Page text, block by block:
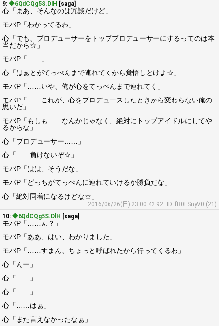
9: ◆6QdCQg5S.DlH [saga]
心「まあ、そんなのは冗談だけど」
モバP「わかってるわ」
心「でも、プロデューサーをトッププロデューサーにするってのは本
当だから☆」
モバP「……」
心「はぁとがてっぺんまで連れてくから覚悟しとけよ☆」
モバP「……いや、俺が心をてっぺんまで連れてく」
モバP「……これが、心をプロデュースしたときから変わらない俺の
思いだ」
モバP「もしも……なんかじゃなく、絶対にトップアイドルにしてや
るからな」
心「プロデューサー……」
心「……負けないぞ☆」
モバP「はは、そうだな」
モバP「どっちがてっぺんに連れていけるか勝負だな」
心「絶対同着になるけどな☆」
2016/06/26(日) 23:00:42.92
ID: fR0FSnyV0 (21)
10: ◆6QdCQg5S.DlH [saga]
モバP「……ん？」
モバP「ああ、はい、わかりました」
モバP「……すまん、ちょっと呼ばれたから行ってくるわ」
心「んー」
心「……」
心「……」
心「……はぁ」
心「また言えなかったなぁ」